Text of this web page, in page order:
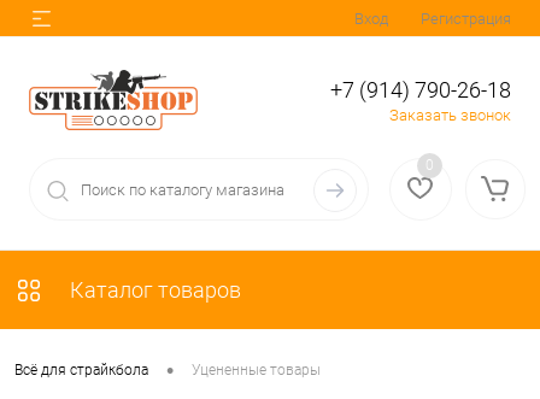
Вход Регистрация
+7 (914) 790-26-18
Заказать звонок
0
Каталог товаров
Всё для страйкбола • Уцененные товары